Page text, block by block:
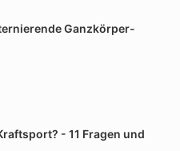
Ganzkörper-
- 11 Fragen und